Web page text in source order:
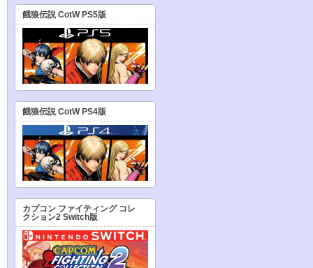
餓狼伝説 CotW PS5版
餓狼伝説 CotW PS4版
カプコン ファイティング コレ
クション2 Switch版